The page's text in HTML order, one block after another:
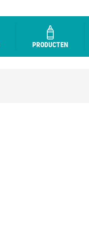
PRODUCTEN